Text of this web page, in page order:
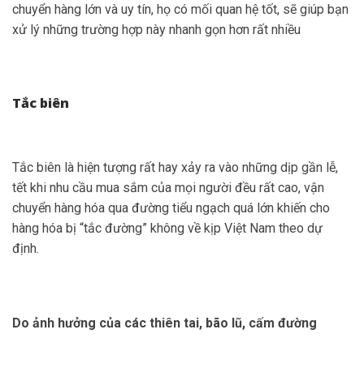
chuyển hàng lớn và uy tín, họ có mối quan hệ tốt, sẽ giúp bạn
xử lý những trường hợp này nhanh gọn hơn rất nhiều
Tắc biên
Tắc biên là hiện tượng rất hay xảy ra vào những dịp gần lễ,
tết khi nhu cầu mua sắm của mọi người đều rất cao, vận
chuyển hàng hóa qua đường tiểu ngạch quá lớn khiến cho
hàng hóa bị “tắc đường” không về kịp Việt Nam theo dự
định.
Do ảnh hưởng của các thiên tai, bão lũ, cấm đường